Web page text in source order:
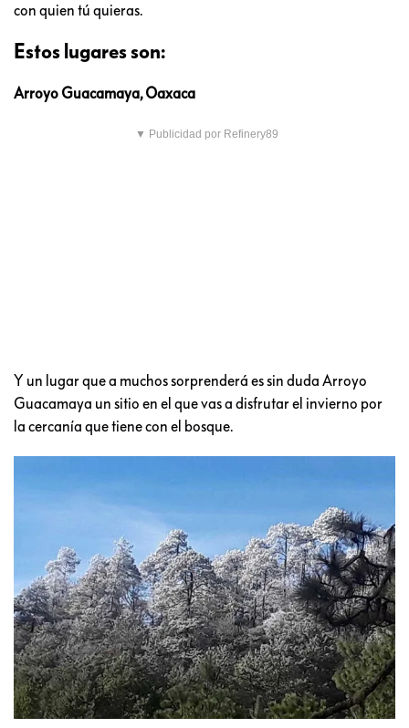
con quien tú quieras.
Estos lugares son:
Arroyo Guacamaya, Oaxaca
▼ Publicidad por Refinery89
Y un lugar que a muchos sorprenderá es sin duda Arroyo
Guacamaya un sitio en el que vas a disfrutar el invierno por
la cercanía que tiene con el bosque.